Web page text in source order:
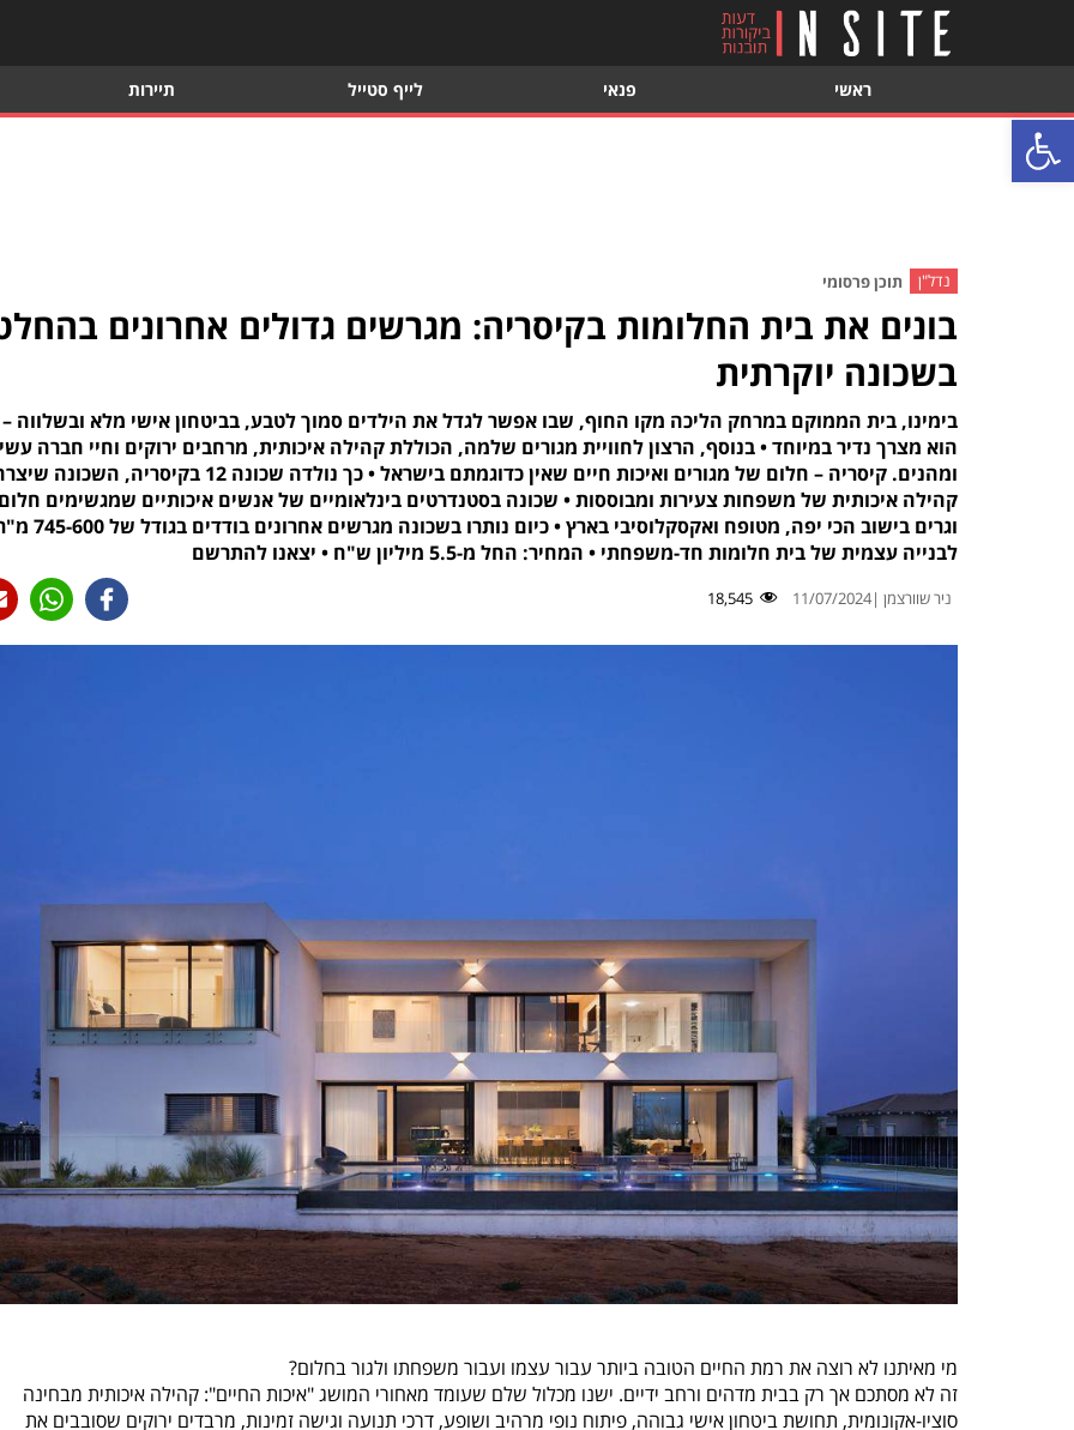
פתח סרגל נגישות
ראשי פנאי לייף סטייל תיירות
נדל"ן תוכן פרסומי
בונים את בית החלומות בקיסריה: מגרשים גדולים אחרונים
בשכונה יוקרתית
בימינו, בית הממוקם במרחק הליכה מקו החוף, שבו אפשר לגדל את הילדים סמוך לטבע, בביטחון אישי מלא ובשלווה –
הוא מצרך נדיר במיוחד • בנוסף, הרצון לחוויית מגורים שלמה, הכוללת קהילה איכותית, מרחבים ירוקים וחיי חברה
ומהנים. קיסריה – חלום של מגורים ואיכות חיים שאין כדוגמתם בישראל • כך נולדה שכונה 12 בקיסריה, השכונה
קהילה איכותית של משפחות צעירות ומבוססות • שכונה בסטנדרטים בינלאומיים של אנשים איכותיים שמגשימים
וגרים בישוב הכי יפה, מטופח ואקסקלוסיבי בארץ • כיום נותרו בשכונה מגרשים אחרונים
לבנייה עצמית של בית חלומות חד-משפחתי • המחיר: החל מ-5.5 מיליון ש"ח • יצאנו להתרשם
ניר שוורצמן |11/07/2024
18,545
מי מאיתנו לא רוצה את רמת החיים הטובה ביותר עבור עצמו ועבור משפחתו ולגור בחלום?
זה לא מסתכם אך רק בבית מדהים ורחב ידיים. ישנו מכלול שלם שעומד מאחורי המושג "איכות החיים": קהילה איכותית מבחינה
סוציו-אקונומית, תחושת ביטחון אישי גבוהה, פיתוח נופי מרהיב ושופע, דרכי תנועה וגישה זמינות, מרבדים ירוקים שסובבים את